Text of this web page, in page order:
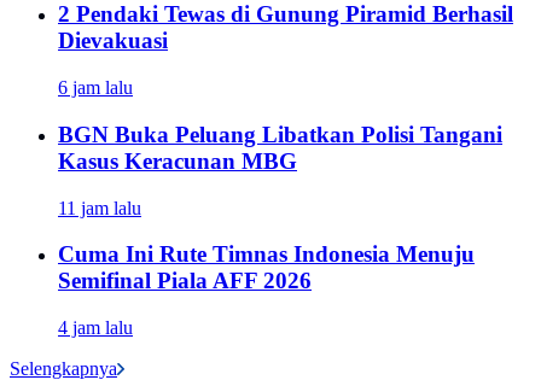
2 Pendaki Tewas di Gunung Piramid Berhasil
Dievakuasi
6 jam lalu
BGN Buka Peluang Libatkan Polisi Tangani
Kasus Keracunan MBG
11 jam lalu
Cuma Ini Rute Timnas Indonesia Menuju
Semifinal Piala AFF 2026
4 jam lalu
Selengkapnya